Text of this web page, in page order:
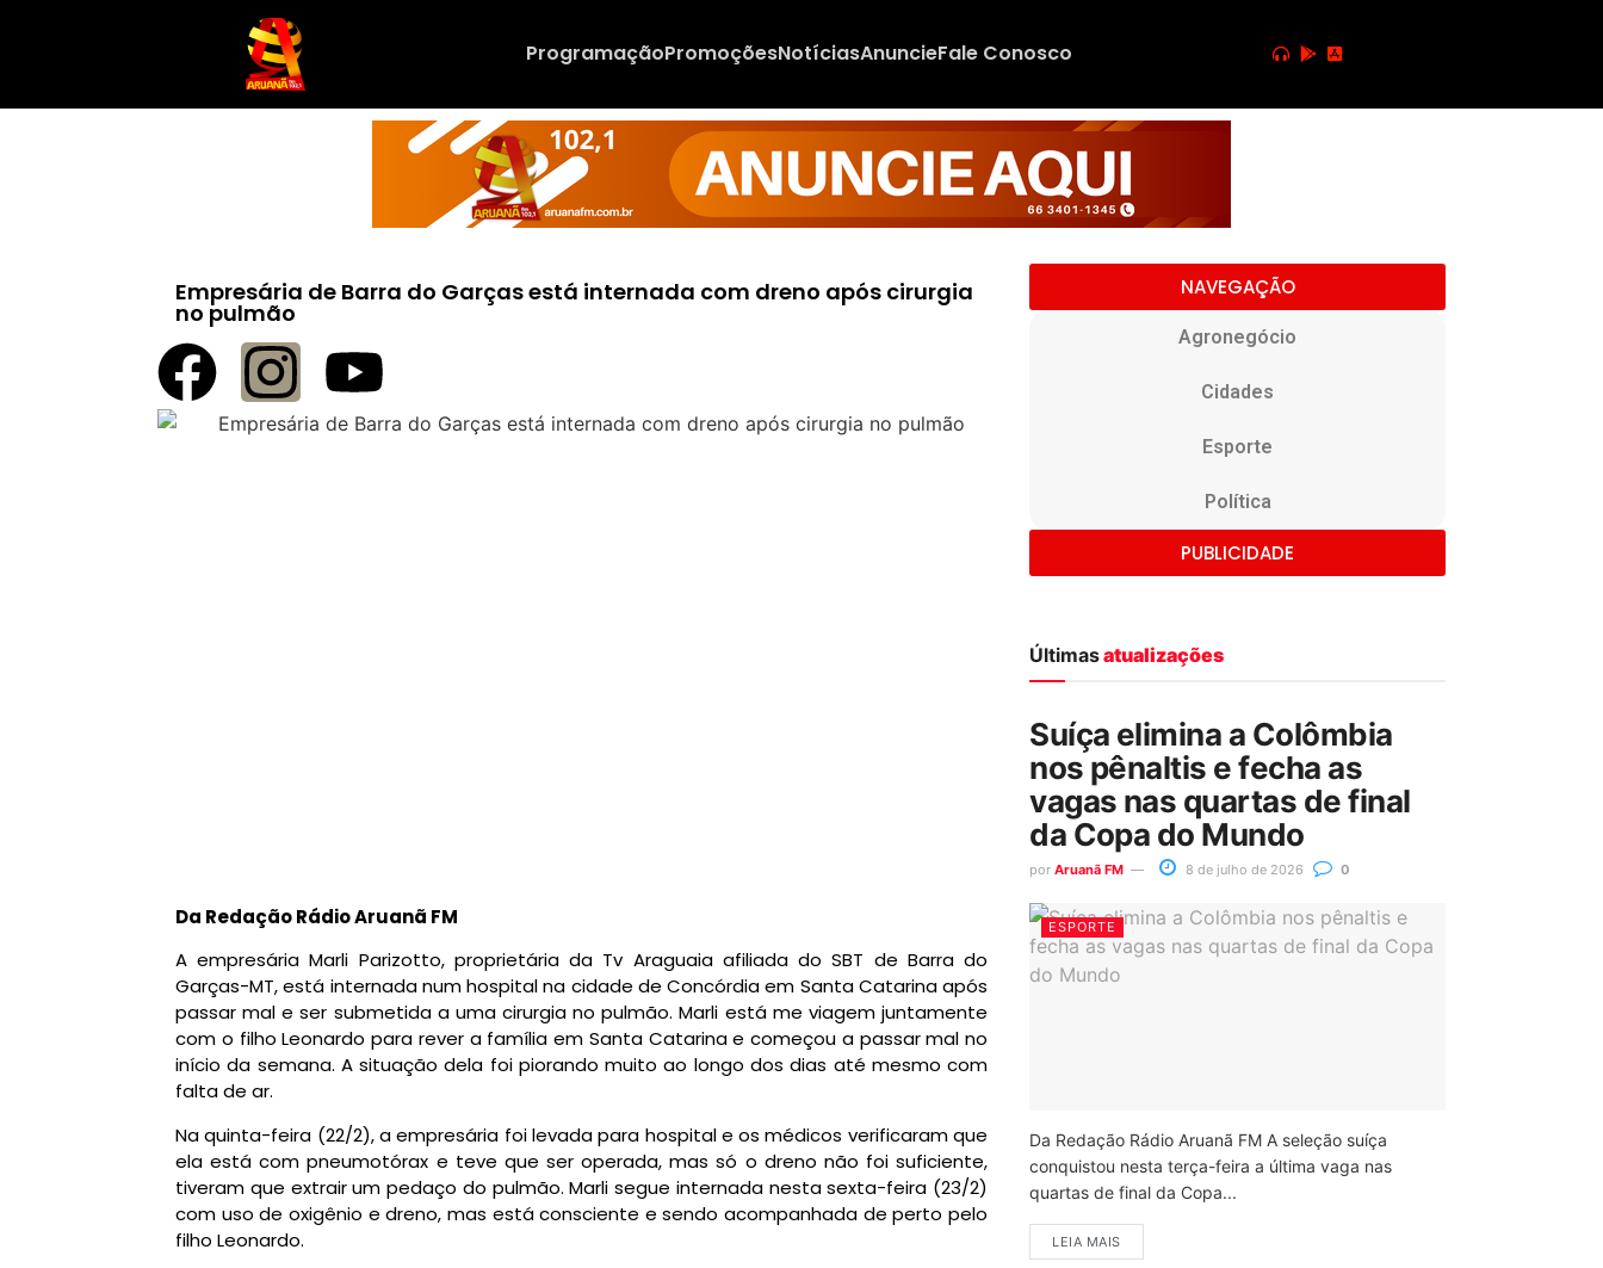
ProgramaçãoPromoçõesNotíciasAnuncieFale Conosco
Empresária de Barra do Garças está internada com dreno após cirurgia
no pulmão
Da Redação Rádio Aruanã FM
A empresária Marli Parizotto, proprietária da Tv Araguaia afiliada do SBT de Barra do
Garças-MT, está internada num hospital na cidade de Concórdia em Santa Catarina após
passar mal e ser submetida a uma cirurgia no pulmão. Marli está me viagem juntamente
com o filho Leonardo para rever a família em Santa Catarina e começou a passar mal no
início da semana. A situação dela foi piorando muito ao longo dos dias até mesmo com
falta de ar.
Na quinta-feira (22/2), a empresária foi levada para hospital e os médicos verificaram que
ela está com pneumotórax e teve que ser operada, mas só o dreno não foi suficiente,
tiveram que extrair um pedaço do pulmão. Marli segue internada nesta sexta-feira (23/2)
com uso de oxigênio e dreno, mas está consciente e sendo acompanhada de perto pelo
filho Leonardo.
NAVEGAÇÃO
Agronegócio
Cidades
Esporte
Política
PUBLICIDADE
Últimasatualizações
Suíça elimina a Colômbia
nos pênaltis e fecha as
vagas nas quartas de final
da Copa do Mundo
por Aruanã FM 8 de julho de 2026 0
ESPORTE
Da Redação Rádio Aruanã FM A seleção suíça
conquistou nesta terça-feira a última vaga nas
quartas de final da Copa...
LEIA MAIS